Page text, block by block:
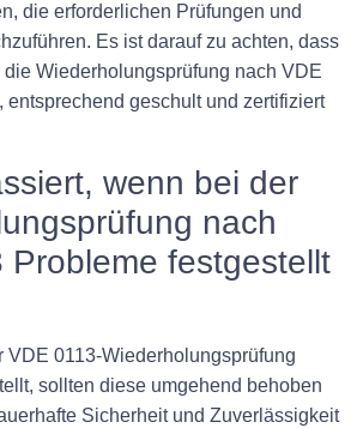
die erforderlichen Prüfungen und
Es ist darauf zu achten, dass
Wiederholungsprüfung nach VDE
entsprechend geschult und zertifiziert
wenn bei der
nach
Probleme festgestellt
VDE 0113-Wiederholungsprüfung
sollten diese umgehend behoben
Sicherheit und Zuverlässigkeit